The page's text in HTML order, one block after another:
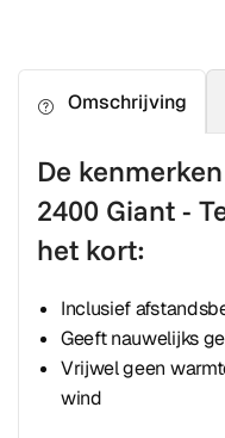
Omschrijving
De
2400 Giant -
het kort:
Inclusief
Geeft nauwelijks
Vrijwel geen
wind